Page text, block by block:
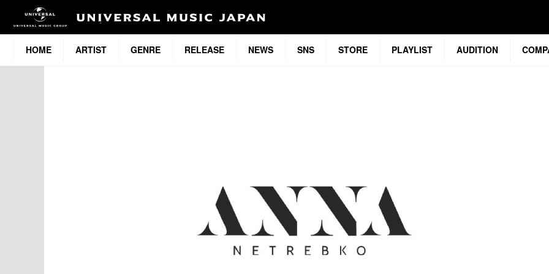
HOME ARTIST GENRE RELEASE NEWS SNS STORE PLAYLIST AUDITION